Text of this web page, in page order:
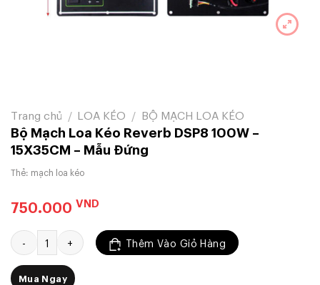
Trang chủ / LOA KÉO / BỘ MẠCH LOA KÉO
Bộ Mạch Loa Kéo Reverb DSP8 100W –
15X35CM – Mẫu Đứng
Thẻ: mạch loa kéo
750.000 VND
Bộ Mạch Loa Kéo Reverb DSP8 100W - 15X35CM - Mẫu Đứng số
Thêm Vào Giỏ Hàng
Mua Ngay